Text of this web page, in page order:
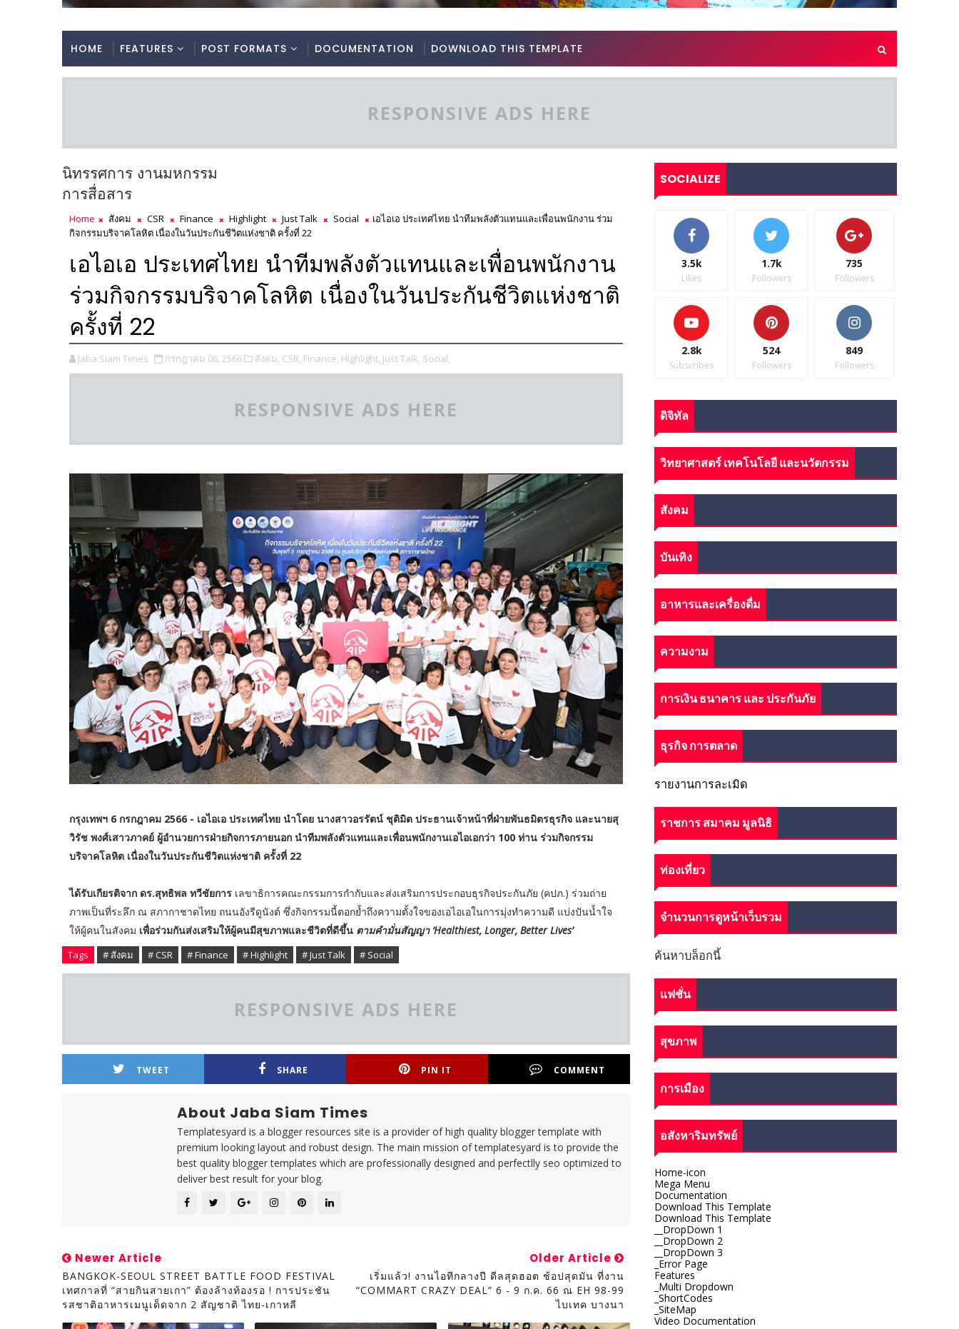
HOME FEATURES POST FORMATS DOCUMENTATION DOWNLOAD THIS TEMPLATE
RESPONSIVE ADS HERE
นิทรรศการ งานมหกรรม
การสื่อสาร
Home สังคม CSR Finance Highlight Just Talk Social
เอไอเอ ประเทศไทย นำทีมพลังตัวแทนและเพื่อนพนักงาน ร่วม
กิจกรรมบริจาคโลหิต เนื่องในวันประกันชีวิตแห่งชาติ ครั้งที่ 22
เอไอเอ ประเทศไทย นำทีมพลังตัวแทนและเพื่อนพนักงาน
ร่วมกิจกรรมบริจาคโลหิต เนื่องในวันประกันชีวิตแห่งชาติ
ครั้งที่ 22
Jaba Siam Times กรกฎาคม 06, 2566 สังคม, CSR, Finance, Highlight, Just Talk, Social,
RESPONSIVE ADS HERE
กรุงเทพฯ 6 กรกฎาคม 2566 - เอไอเอ ประเทศไทย นำโดย นางสาวอรรัตน์ ชุติมิต ประธานเจ้าหน้าที่ฝ่ายพันธมิตรธุรกิจ และนายสุ
วิรัช พงศ์เสาวภาคย์ ผู้อำนวยการฝ่ายกิจการภายนอก นำทีมพลังตัวแทนและเพื่อนพนักงานเอไอเอกว่า 100 ท่าน ร่วมกิจกรรม
บริจาคโลหิต เนื่องในวันประกันชีวิตแห่งชาติ ครั้งที่ 22
ได้รับเกียรติจาก ดร.สุทธิพล ทวีชัยการ เลขาธิการคณะกรรมการกำกับและส่งเสริมการประกอบธุรกิจประกันภัย (คปภ.) ร่วมถ่าย
ภาพเป็นที่ระลึก ณ สภากาชาดไทย ถนนอังรีดูนังต์ ซึ่งกิจกรรมนี้ตอกย้ำถึงความตั้งใจของเอไอเอในการมุ่งทำความดี แบ่งปันน้ำใจ
ให้ผู้คนในสังคม เพื่อร่วมกันส่งเสริมให้ผู้คนมีสุขภาพและชีวิตที่ดีขึ้น ตามคำมั่นสัญญา ‘Healthiest, Longer, Better Lives’
Tags # สังคม # CSR # Finance # Highlight # Just Talk # Social
RESPONSIVE ADS HERE
TWEET SHARE PIN IT COMMENT
About Jaba Siam Times
Templatesyard is a blogger resources site is a provider of high quality blogger template with
premium looking layout and robust design. The main mission of templatesyard is to provide the
best quality blogger templates which are professionally designed and perfectlly seo optimized to
deliver best result for your blog.
Newer Article
BANGKOK-SEOUL STREET BATTLE FOOD FESTIVAL
เทศกาลที่ “สายกินสายเกา” ต้องล้างท้องรอ ! การประชัน
รสชาติอาหารเมนูเด็ดจาก 2 สัญชาติ ไทย-เกาหลี
Older Article
เริ่มแล้ว! งานไอทีกลางปี ดีลสุดฮอต ช้อปสุดมัน ที่งาน
“COMMART CRAZY DEAL” 6 - 9 ก.ค. 66 ณ EH 98-99
ไบเทค บางนา
SOCIALIZE
3.5k
Likes
1.7k
Followers
735
Followers
2.8k
Subscribes
524
Followers
849
Followers
ดิจิทัล
วิทยาศาสตร์ เทคโนโลยี และนวัตกรรม
สังคม
บันเทิง
อาหารและเครื่องดื่ม
ความงาม
การเงิน ธนาคาร และ ประกันภัย
ธุรกิจ การตลาด
รายงานการละเมิด
ราชการ สมาคม มูลนิธิ
ท่องเที่ยว
จำนวนการดูหน้าเว็บรวม
ค้นหาบล็อกนี้
แฟชั่น
สุขภาพ
การเมือง
อสังหาริมทรัพย์
Home-icon
Mega Menu
Documentation
Download This Template
Download This Template
__DropDown 1
__DropDown 2
__DropDown 3
_Error Page
Features
_Multi Dropdown
_ShortCodes
_SiteMap
Video Documentation